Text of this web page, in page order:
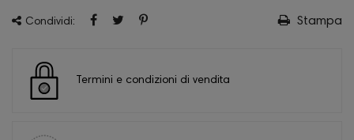
Condividi: Stampa
Termini e condizioni di vendita